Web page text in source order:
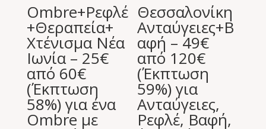
Ombre+Ρεφλέ
+Θεραπεία+
Χτένισμα Νέα
Ιωνία – 25€
από 60€
(Έκπτωση
58%) για ένα
Ombre με
Θεσσαλονίκη
Ανταύγειες+Β
αφή – 49€
από 120€
(Έκπτωση
59%) για
Ανταύγειες,
Ρεφλέ, Βαφή,